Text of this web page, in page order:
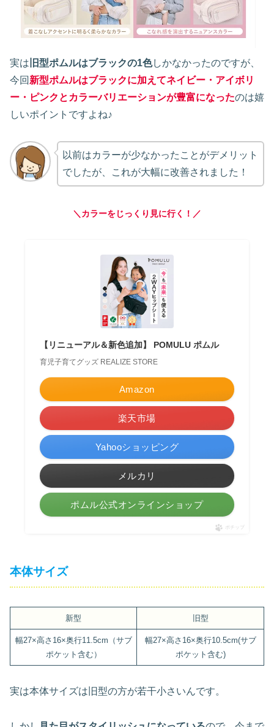
実は 旧型ポムルはブラックの1色しかなかったのですが、
今回 新型ポムルはブラックに加えてネイビー・アイボリ
ー・ピンクとカラーバリエーションが豊富になったのは嬉
しいポイントですよね♪
以前はカラーが少なかったことがデメリット
でしたが、これが大幅に改善されました！
＼カラーをじっくり見に行く！／
【リニューアル＆新色追加】 POMULU ポムル
育児子育てグッズ REALIZE STORE
Amazon
楽天市場
Yahooショッピング
メルカリ
ポムル公式オンラインショップ
ポチップ
本体サイズ
新型 旧型
幅27×高さ16×奥行11.5cm（サブ
ポケット含む）
幅27×高さ16×奥行10.5cm(サブ
ポケット含む)
実は本体サイズは旧型の方が若干小さいんです。